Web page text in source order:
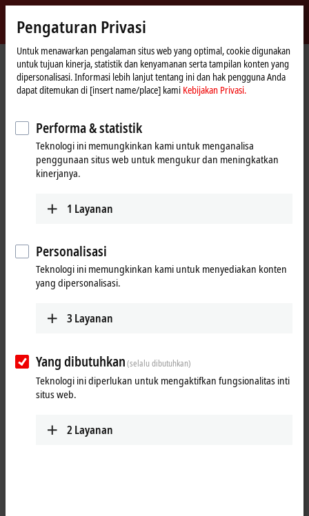
Beckhoff
-
New
Automation
Technology
BerandaProducts MX-System MCxxxx | IPC modules
MCxxxx | IPC modules
Tabular product overview Product finder
Robust industrial PCs of various performance
classes
Thanks to internal motherboard development and production,
Beckhoff can offer high-performance and scalable industrial PCs
optimized for the MX-System in a highly compact form, in robust IPC
modules from the MCxxxx series. The IPCs of the MX-System represent
application-specific control requirements. The IPC modules take
scalable foundation for carrying out a wide range of automation tasks.
A comprehensive portfolio of modern CPUs is available for this purpose
and is being continuously expanded. Likewise, technological trends in
Pengaturan Privasi
Untuk menawarkan pengalaman situs web yang optimal, cookie digunakan
untuk tujuan kinerja, statistik dan kenyamanan serta tampilan konten yang
dipersonalisasi. Informasi lebih lanjut tentang ini dan hak pengguna Anda
dapat ditemukan di [insert name/place] kami Kebijakan Privasi.
Performa & statistik
Teknologi ini memungkinkan kami untuk menganalisa
penggunaan situs web untuk mengukur dan meningkatkan
kinerjanya.
1 Layanan
Personalisasi
Teknologi ini memungkinkan kami untuk menyediakan konten
yang dipersonalisasi.
3 Layanan
Yang dibutuhkan(selalu dibutuhkan)
Teknologi ini diperlukan untuk mengaktifkan fungsionalitas inti
situs web.
2 Layanan